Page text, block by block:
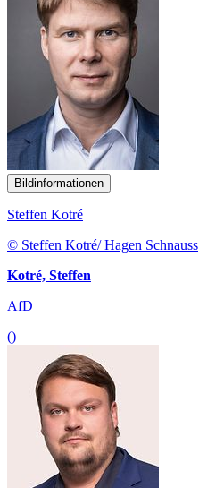
Bildinformationen
Steffen Kotré
© Steffen Kotré/ Hagen Schnauss
Kotré, Steffen
AfD
()